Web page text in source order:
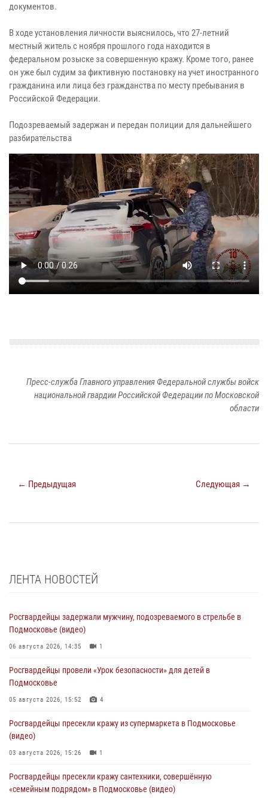
документов.
В ходе установления личности выяснилось, что 27-летний
местный житель с ноября прошлого года находится в
федеральном розыске за совершенную кражу. Кроме того, ранее
он уже был судим за фиктивную постановку на учет иностранного
гражданина или лица без гражданства по месту пребывания в
Российской Федерации.
Подозреваемый задержан и передан полиции для дальнейшего
разбирательства
Пресс-служба Главного управления Федеральной службы войск
национальной гвардии Российской Федерации по Московской
области
← Предыдущая Следующая →
ЛЕНТА НОВОСТЕЙ
Росгвардейцы задержали мужчину, подозреваемого в стрельбе в
Подмосковье (видео)
06 августа 2026, 14:35 1
Росгвардейцы провели «Урок безопасности» для детей в
Подмосковье
05 августа 2026, 15:52 4
Росгвардейцы пресекли кражу из супермаркета в Подмосковье
(видео)
03 августа 2026, 15:26 1
Росгвардейцы пресекли кражу сантехники, совершённую
«семейным подрядом» в Подмосковье (видео)